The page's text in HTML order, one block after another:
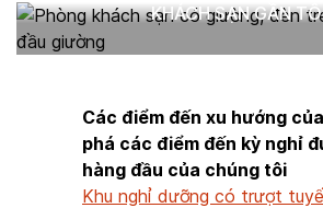
KHÁCH SẠN GẦN
Các điểm đến xu hướng
phá các điểm đến kỳ nghỉ
hàng đầu của chúng tôi
Khu nghỉ dưỡng có trượt